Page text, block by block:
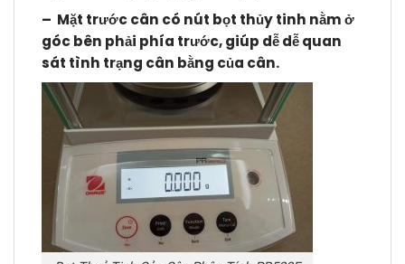
– Mặt trước cân có nút bọt thủy tinh nằm ở
góc bên phải phía trước, giúp dễ dễ quan
sát tình trạng cân bằng của cân.